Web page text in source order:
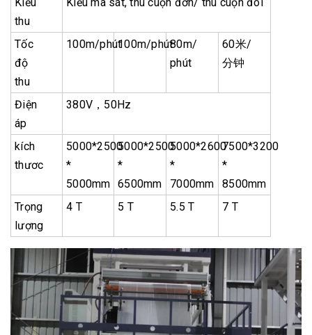
thu
Tốc
độ
thu
100m/phút100m/phút80m/
phút
60米/
分钟
Điện
áp
380V，50Hz
kích
thươc
5000*2500
*
5000mm
5000*2500
*
6500mm
5000*2600
*
7000mm
7500*3200
*
8500mm
Trọng
lượng
4 T 5 T 5.5 T 7 T